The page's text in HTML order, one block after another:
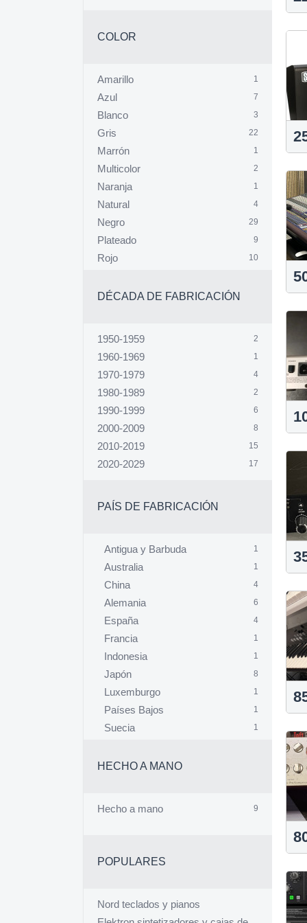
COLOR
1
Amarillo
7
Azul
3
Blanco
22
Gris
1
Marrón
2
Multicolor
1
Naranja
4
Natural
29
Negro
9
Plateado
10
Rojo
Verde
DÉCADA DE FABRICACIÓN
2
1950-1959
1
1960-1969
4
1970-1979
2
1980-1989
6
1990-1999
8
2000-2009
15
2010-2019
17
2020-2029
PAÍS DE FABRICACIÓN
1
Antigua y Barbuda
1
Australia
4
China
6
Alemania
4
España
1
Francia
1
Indonesia
8
Japón
1
Luxemburgo
1
Países Bajos
1
Suecia
Estados Unidos
HECHO A MANO
9
Hecho a mano
POPULARES
Nord teclados y pianos